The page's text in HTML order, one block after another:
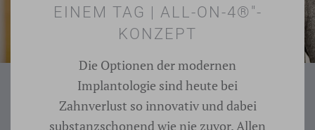
EINEM TAG | ALL-ON-4®"-
KONZEPT
Die Optionen der modernen
Implantologie sind heute bei
Zahnverlust so innovativ und dabei
substanzschonend wie nie zuvor. Allen